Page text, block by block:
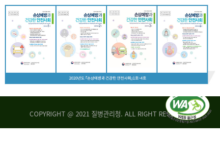
COPYRIGHT @ 2021 질병관리청. ALL RIGHT RESERVED